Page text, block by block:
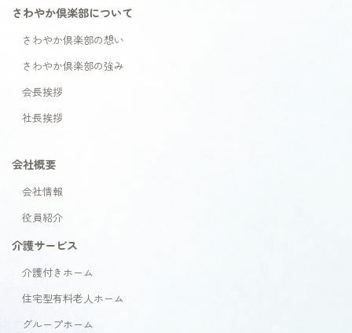
さわやか倶楽部について
さわやか倶楽部の想い
さわやか倶楽部の強み
会長挨拶
社長挨拶
会社概要
会社情報
役員紹介
介護サービス
介護付きホーム
住宅型有料老人ホーム
グループホーム